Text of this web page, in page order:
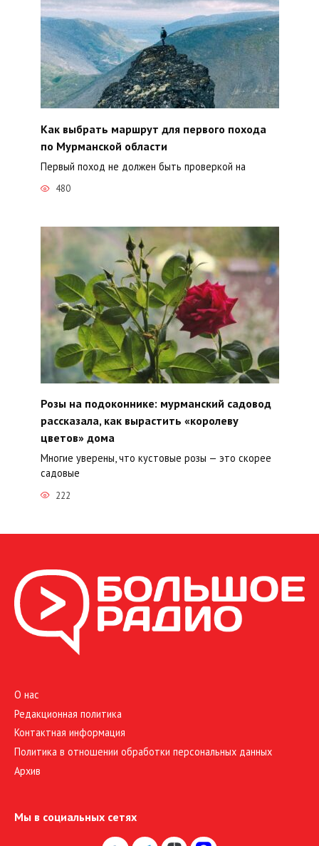
Как выбрать маршрут для первого похода
по Мурманской области
Первый поход не должен быть проверкой на
480
Розы на подоконнике: мурманский садовод
рассказала, как вырастить «королеву
цветов» дома
Многие уверены, что кустовые розы — это скорее
садовые
222
О нас
Редакционная политика
Контактная информация
Политика в отношении обработки персональных данных
Архив
Мы в социальных сетях